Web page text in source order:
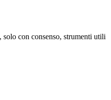
con consenso, strumenti utili